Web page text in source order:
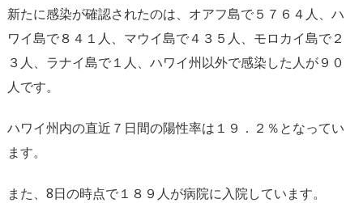
新たに感染が確認されたのは、オアフ島で５７６４人、ハ
ワイ島で８４１人、マウイ島で４３５人、モロカイ島で２
３人、ラナイ島で１人、ハワイ州以外で感染した人が９０
人です。
ハワイ州内の直近７日間の陽性率は１９．２％となってい
ます。
また、8日の時点で１８９人が病院に入院しています。